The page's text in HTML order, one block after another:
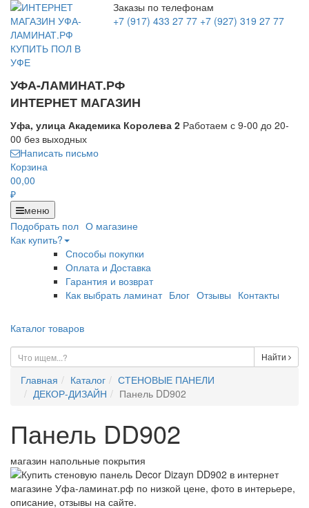
Заказы по телефонам
+7 (917) 433 27 77 +7 (927) 319 27 77
УФА-ЛАМИНАТ.РФ
ИНТЕРНЕТ МАГАЗИН
Уфа, улица Академика Королева 2 Работаем с 9-00 до 20-
00 без выходных
Написать письмо
Корзина
00,00
₽
меню
Подобрать пол О магазине
Как купить?
Способы покупки
Оплата и Доставка
Гарантия и возврат
Как выбрать ламинат Блог Отзывы Контакты
Каталог товаров
Найти
Главная Каталог
СТЕНОВЫЕ ПАНЕЛИ
ДЕКОР-ДИЗАЙН
Панель DD902
Панель DD902
магазин напольные покрытия